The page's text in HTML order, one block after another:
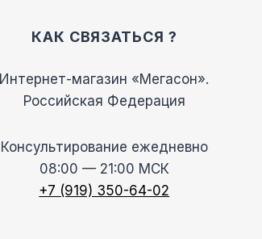
КАК СВЯЗАТЬСЯ ?
Интернет-магазин «Мегасон».
Российская Федерация
Консультирование ежедневно
08:00 — 21:00 МСК
+7 (919) 350-64-02